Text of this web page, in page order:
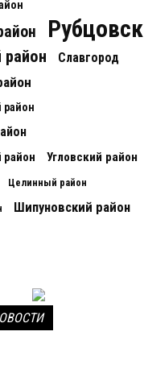
Рубцовск
район Славгород
район
район Угловский район
Целинный район
Шипуновский район